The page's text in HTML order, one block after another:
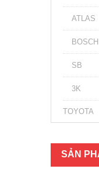
ATLAS
BOSCH
SB
3K
TOYOTA
SẢN